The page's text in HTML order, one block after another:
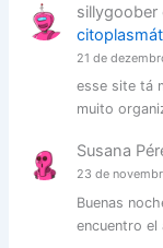
sillygoober
21 de
esse site tá
muito
Susana
23 de
Buenas
encuentro